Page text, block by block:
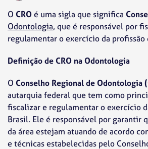
O CROé uma sigla que significa
Odontologia, que é responsável por
regulamentar o exercício da profissão
Definição de CRO na Odontologia
O Conselho Regional de Odontologia
autarquia federal que tem como
fiscalizar e regulamentar o exercício
Brasil. Ele é responsável por garantir
da área estejam atuando de acordo
e técnicas estabelecidas pelo